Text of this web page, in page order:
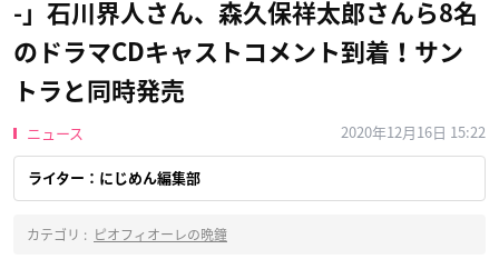
-」石川界人さん、森久保祥太郎さんら8名
のドラマCDキャストコメント到着！サン
トラと同時発売
ニュース 2020年12月16日 15:22
ライター：にじめん編集部
カテゴリ : ピオフィオーレの晩鐘